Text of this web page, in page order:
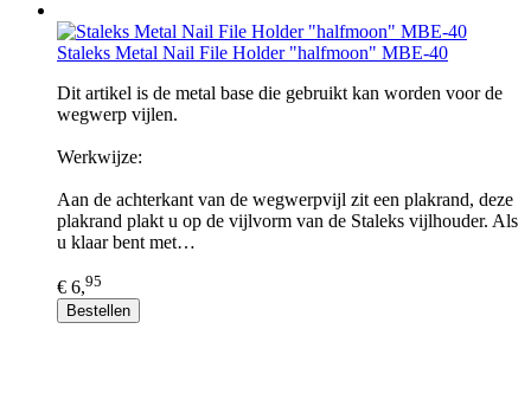
Staleks Metal Nail File Holder "halfmoon" MBE-40
Dit artikel is de metal base die gebruikt kan worden voor de
wegwerp vijlen.
Werkwijze:
Aan de achterkant van de wegwerpvijl zit een plakrand, deze
plakrand plakt u op de vijlvorm van de Staleks vijlhouder. Als
u klaar bent met…
€ 6,95
Bestellen